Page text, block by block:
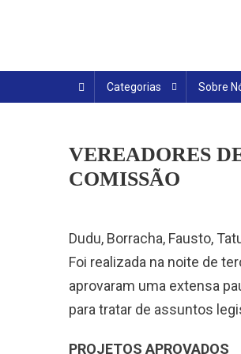
Categorias Sobre
VEREADORES
COMISSÃO
Dudu, Borracha, Fausto,
Foi realizada na noite de
aprovaram uma extensa
para tratar de assuntos
PROJETOS APROVADOS